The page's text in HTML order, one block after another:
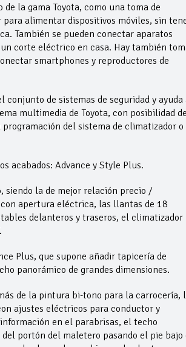
la gama Toyota, como una toma de
alimentar dispositivos móviles, sin
También se pueden conectar aparatos
corte eléctrico en casa. Hay también
smartphones y reproductores de
de sistemas de seguridad y ayuda
multimedia de Toyota, con posibilidad
del sistema de climatizador o
acabados: Advance y Style Plus.
siendo la de mejor relación precio /
apertura eléctrica, las llantas de 18
delanteros y traseros, el climatizador
Plus, que supone añadir tapicería de
panorámico de grandes dimensiones.
de la pintura bi-tono para la carrocería,
ajustes eléctricos para conductor y
en el parabrisas, el techo
portón del maletero pasando el pie bajo